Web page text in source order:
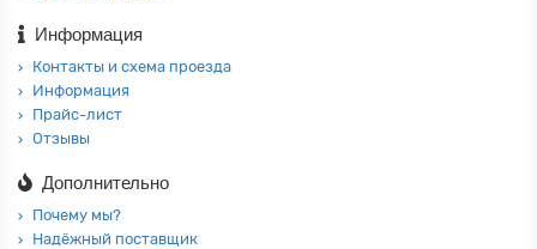
Информация
Контакты и схема проезда
Информация
Прайс-лист
Отзывы
Дополнительно
Почему мы?
Надёжный поставщик